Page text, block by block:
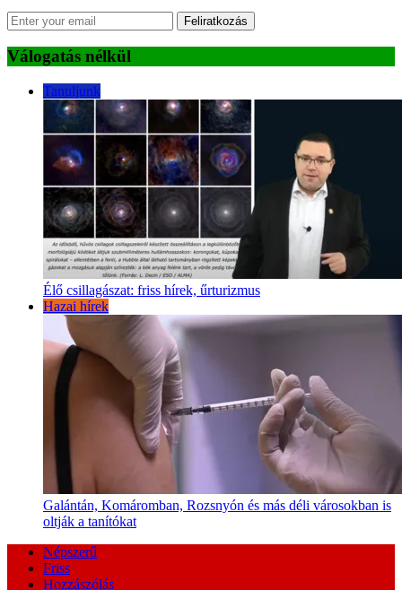
Feliratkozás
Válogatás nélkül
Tanuljunk
Élő csillagászat: friss hírek, űrturizmus
Hazai hírek
Galántán, Komáromban, Rozsnyón és más déli városokban is
oltják a tanítókat
Népszerű
Friss
Hozzászólás